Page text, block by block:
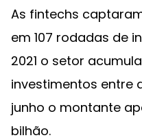
As fintechs
em 107 rodadas de
2021 o setor
investimentos entre
junho o montante
bilhão.